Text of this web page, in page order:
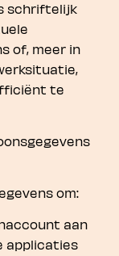
schriftelijk
of, meer in
te
om:
aan
applicaties